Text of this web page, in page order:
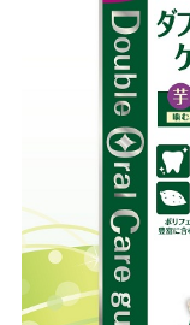
トリマーグッズ